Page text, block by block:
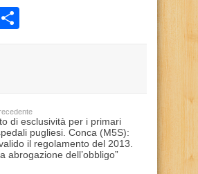
Twitter
di esclusività per i primari
pugliesi. Conca (M5S):
il regolamento del 2013.
abrogazione dell’obbligo”